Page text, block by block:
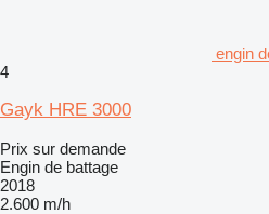
engin
4
Gayk HRE 3000
Prix sur demande
Engin de battage
2018
2.600 m/h